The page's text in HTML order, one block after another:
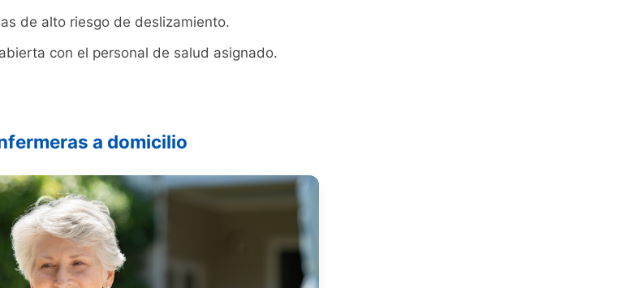
de alto riesgo de deslizamiento.
con el personal de salud asignado.